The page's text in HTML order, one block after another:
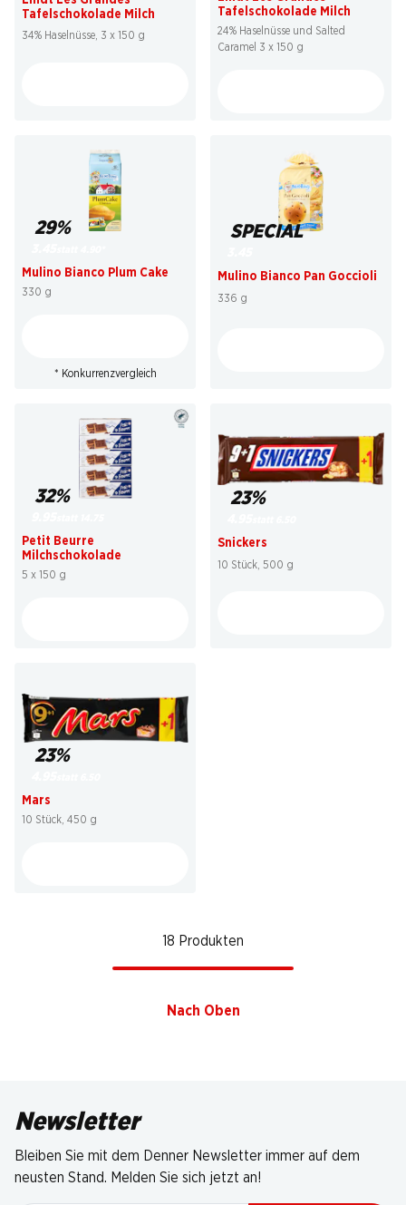
Tafelschokolade Milch
34% Haselnüsse, 3 x 150 g
Tafelschokolade Milch
24% Haselnüsse und Salted
Caramel 3 x 150 g
29%
Mulino Bianco Plum Cake
330 g
* Konkurrenzvergleich
SPECIAL
Mulino Bianco Pan Goccioli
336 g
32%
Petit Beurre
Milchschokolade
5 x 150 g
23%
Snickers
10 Stück, 500 g
23%
Mars
10 Stück, 450 g
18 Produkten
Nach Oben
Newsletter
Bleiben Sie mit dem Denner Newsletter immer auf dem
neusten Stand. Melden Sie sich jetzt an!